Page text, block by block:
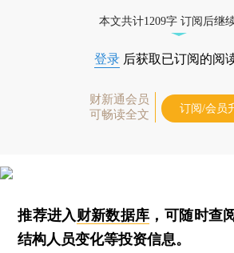
本文共计1209字 订阅后继
登录 后获取已订阅的阅
财新通会员
可畅读全文
订阅/会员
推荐进入财新数据库 ，可随时查
结构人员变化等投资信息。